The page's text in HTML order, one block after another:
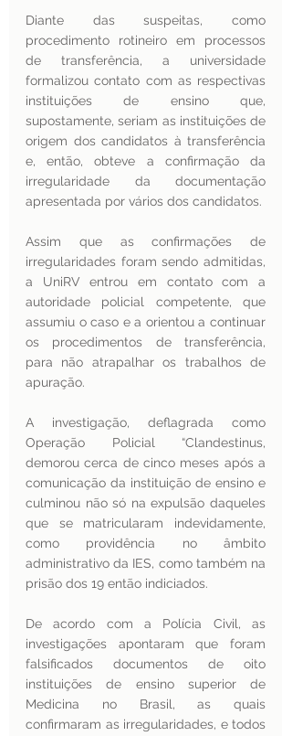
Diante das suspeitas, como
procedimento rotineiro em processos
de transferência, a universidade
formalizou contato com as respectivas
instituições de ensino que,
supostamente, seriam as instituições de
origem dos candidatos à transferência
e, então, obteve a confirmação da
irregularidade da documentação
apresentada por vários dos candidatos.
Assim que as confirmações de
irregularidades foram sendo admitidas,
a UniRV entrou em contato com a
autoridade policial competente, que
assumiu o caso e a orientou a continuar
os procedimentos de transferência,
para não atrapalhar os trabalhos de
apuração.
A investigação, deflagrada como
Operação Policial “Clandestinus,
demorou cerca de cinco meses após a
comunicação da instituição de ensino e
culminou não só na expulsão daqueles
que se matricularam indevidamente,
como providência no âmbito
administrativo da IES, como também na
prisão dos 19 então indiciados.
De acordo com a Polícia Civil, as
investigações apontaram que foram
falsificados documentos de oito
instituições de ensino superior de
Medicina no Brasil, as quais
confirmaram as irregularidades, e todos